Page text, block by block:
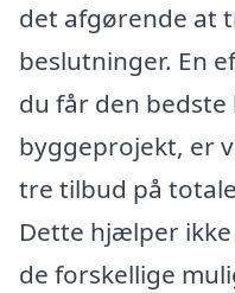
det afgørende at
beslutninger. En
du får den
byggeprojekt, er
tre tilbud på
Dette hjælper
de forskellige